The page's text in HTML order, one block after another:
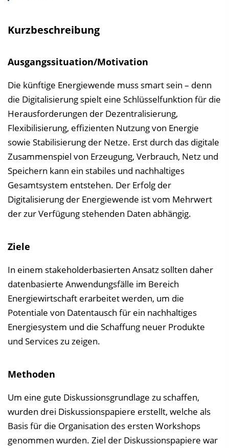
i
n
i
n
Kurzbeschreibung
Ausgangssituation/Motivation
Die künftige Energiewende muss smart sein – denn
die Digitalisierung spielt eine Schlüsselfunktion für die
Herausforderungen der Dezentralisierung,
Flexibilisierung, effizienten Nutzung von Energie
sowie Stabilisierung der Netze. Erst durch das digitale
Zusammenspiel von Erzeugung, Verbrauch, Netz und
Speichern kann ein stabiles und nachhaltiges
Gesamtsystem entstehen. Der Erfolg der
Digitalisierung der Energiewende ist vom Mehrwert
der zur Verfügung stehenden Daten abhängig.
​Ziele
In einem stakeholderbasierten Ansatz sollten daher
datenbasierte Anwendungsfälle im Bereich
Energiewirtschaft erarbeitet werden, um die
Potentiale von Datentausch für ein nachhaltiges
Energiesystem und die Schaffung neuer Produkte
und Services zu zeigen.
Methoden
Um eine gute Diskussionsgrundlage zu schaffen,
wurden drei Diskussionspapiere erstellt, welche als
Basis für die Organisation des ersten Workshops
genommen wurden. Ziel der Diskussionspapiere war